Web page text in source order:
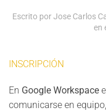
Escrito por Jose Carlos
en
INSCRIPCIÓN
En Google Workspace
comunicarse en